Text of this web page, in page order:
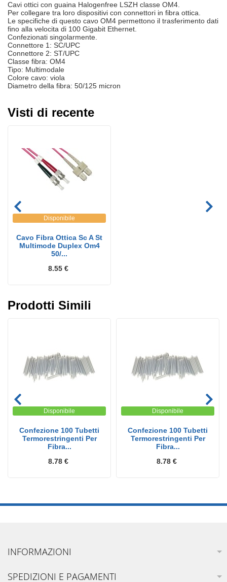
Cavi ottici con guaina Halogenfree LSZH classe OM4.
Per collegare tra loro dispositivi con connettori in fibra ottica.
Le specifiche di questo cavo OM4 permettono il trasferimento dati
fino alla velocitа di 100 Gigabit Ethernet.
Confezionati singolarmente.
Connettore 1: SC/UPC
Connettore 2: ST/UPC
Classe fibra: OM4
Tipo: Multimodale
Colore cavo: viola
Diametro della fibra: 50/125 micron
Visti di recente
Disponibile
Cavo Fibra Ottica Sc A St
Multimode Duplex Om4
50/...
8.55 €
Prodotti Simili
Disponibile
Confezione 100 Tubetti
Termorestringenti Per
Fibra...
8.78 €
Disponibile
Confezione 100 Tubetti
Termorestringenti Per
Fibra...
8.78 €
INFORMAZIONI
SPEDIZIONI E PAGAMENTI